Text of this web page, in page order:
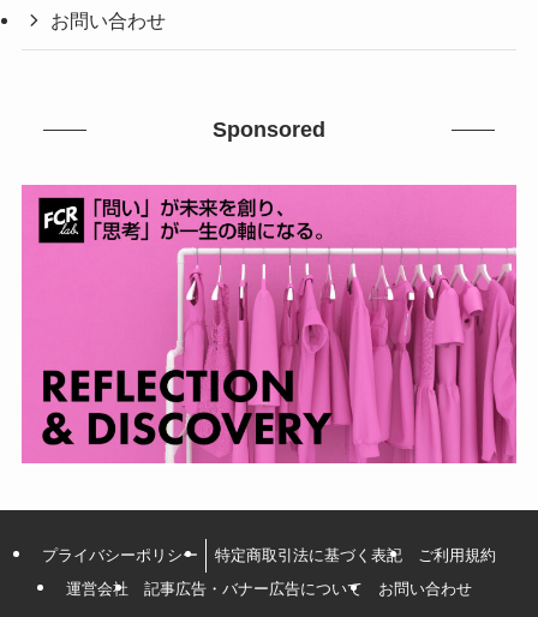
お問い合わせ
Sponsored
プライバシーポリシー 特定商取引法に基づく表記
ご利用規約
運営会社
記事広告・バナー広告について お問い合わせ